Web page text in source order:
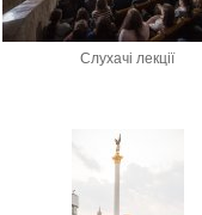
Слухачі лекції